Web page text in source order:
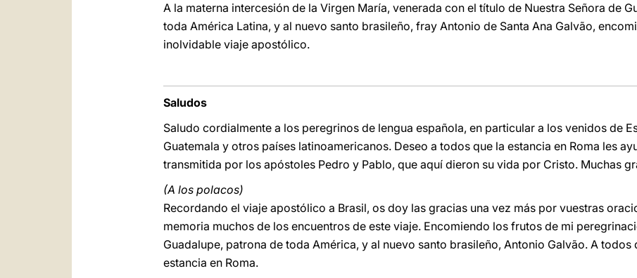
A la materna intercesión de la Virgen María, venerada con el título de Nuestra Señora de
toda América Latina, y al nuevo santo brasileño, fray Antonio de Santa Ana Galvão,
inolvidable viaje apostólico.
Saludos
Saludo cordialmente a los peregrinos de lengua española, en particular a los venidos de
Guatemala y otros países latinoamericanos. Deseo a todos que la estancia en Roma les
transmitida por los apóstoles Pedro y Pablo, que aquí dieron su vida por Cristo. Muchas
(A los polacos)
Recordando el viaje apostólico a Brasil, os doy las gracias una vez más por vuestras
memoria muchos de los encuentros de este viaje. Encomiendo los frutos de mi
Guadalupe, patrona de toda América, y al nuevo santo brasileño, Antonio Galvão. A todos
estancia en Roma.